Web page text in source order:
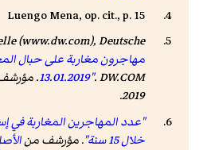
Luengo Mena, op. cit., p. 15
(www.dw.com), Deutsche.
13.01.2019".DW.COM
.
2019
.
خلال 15 سنة"
. مؤرشف من